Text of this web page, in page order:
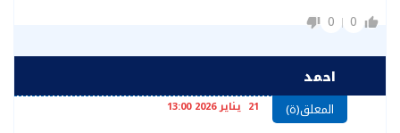
0
0
احمد
المعلق(ة) 21 يناير 2026 13:00